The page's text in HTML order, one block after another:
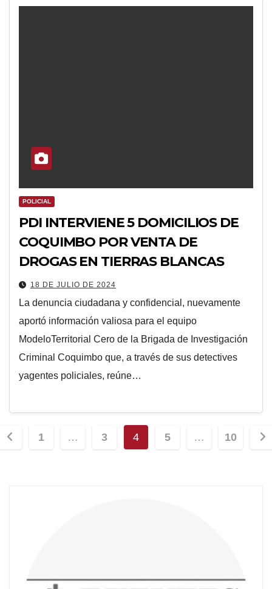
POLICIAL
PDI INTERVIENE 5 DOMICILIOS DE
COQUIMBO POR VENTA DE
DROGAS EN TIERRAS BLANCAS
18 DE JULIO DE 2024
La denuncia ciudadana y confidencial, nuevamente
aportó información valiosa para el equipo
ModeloTerritorial Cero de la Brigada de Investigación
Criminal Coquimbo que, a través de sus detectives
yagentes policiales, reúne…
1 … 3 4 5 … 10